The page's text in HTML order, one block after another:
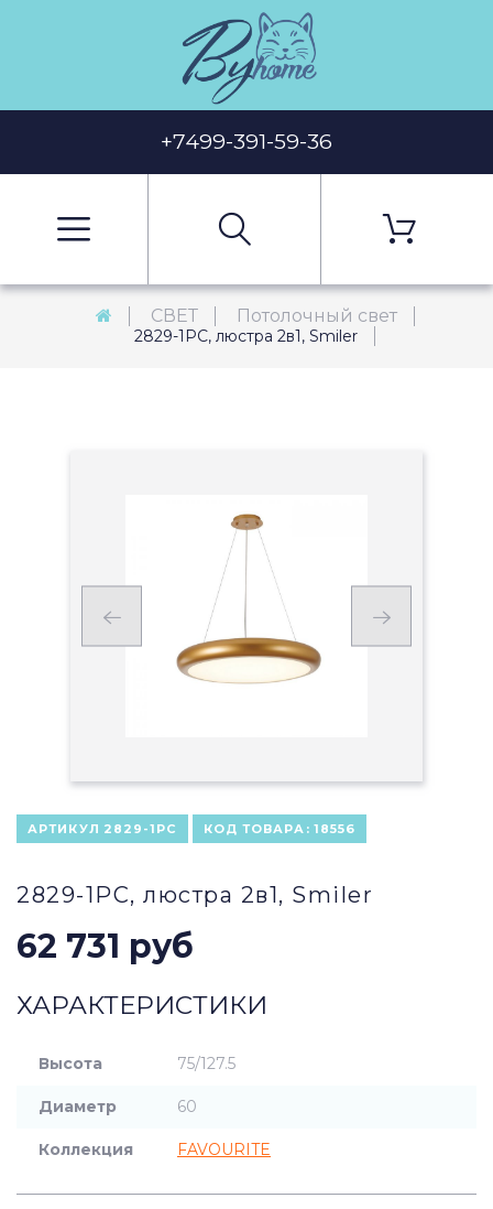
+7499-391-59-36
СВЕТ Потолочный свет
2829-1PC, люстра 2в1, Smiler
АРТИКУЛ 2829-1PC КОД ТОВАРА: 18556
2829-1PC, люстра 2в1, Smiler
62 731 руб
ХАРАКТЕРИСТИКИ
Высота 75/127.5
Диаметр 60
Коллекция FAVOURITE